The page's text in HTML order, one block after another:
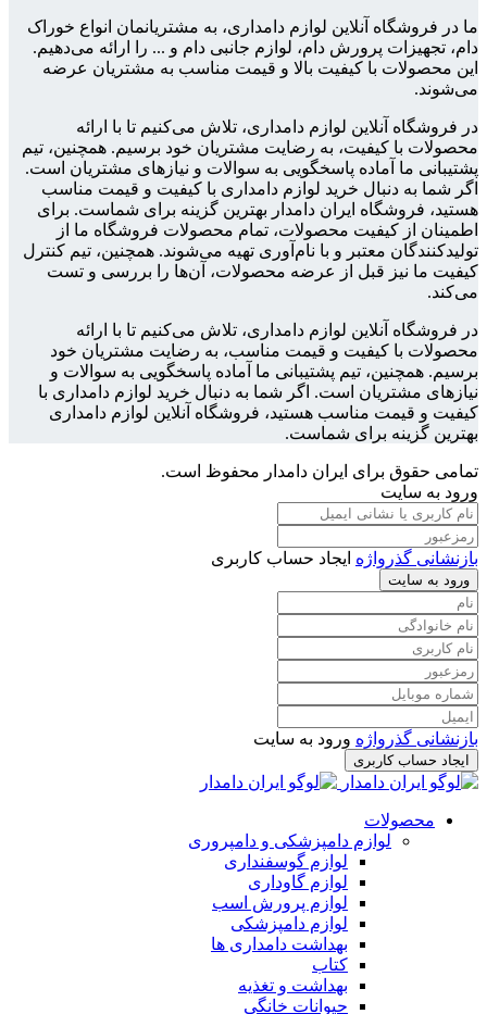
ما در فروشگاه آنلاین لوازم دامداری، به مشتریانمان انواع خوراک
دام، تجهیزات پرورش دام، لوازم جانبی دام و ... را ارائه می‌دهیم.
این محصولات با کیفیت بالا و قیمت مناسب به مشتریان عرضه
می‌شوند.
در فروشگاه آنلاین لوازم دامداری، تلاش می‌کنیم تا با ارائه
محصولات با کیفیت، به رضایت مشتریان خود برسیم. همچنین، تیم
پشتیبانی ما آماده پاسخگویی به سوالات و نیازهای مشتریان است.
اگر شما به دنبال خرید لوازم دامداری با کیفیت و قیمت مناسب
هستید، فروشگاه ایران دامدار بهترین گزینه برای شماست. برای
اطمینان از کیفیت محصولات، تمام محصولات فروشگاه ما از
تولیدکنندگان معتبر و با نام‌آوری تهیه می‌شوند. همچنین، تیم کنترل
کیفیت ما نیز قبل از عرضه محصولات، آن‌ها را بررسی و تست
می‌کند.
در فروشگاه آنلاین لوازم دامداری، تلاش می‌کنیم تا با ارائه
محصولات با کیفیت و قیمت مناسب، به رضایت مشتریان خود
برسیم. همچنین، تیم پشتیبانی ما آماده پاسخگویی به سوالات و
نیازهای مشتریان است. اگر شما به دنبال خرید لوازم دامداری با
کیفیت و قیمت مناسب هستید، فروشگاه آنلاین لوازم دامداری
بهترین گزینه برای شماست.
تمامی حقوق برای ایران دامدار محفوظ است.
ورود به سایت
بازنشانی گذرواژه ایجاد حساب کاربری
ورود به سایت
بازنشانی گذرواژه ورود به سایت
ایجاد حساب کاربری
محصولات
لوازم دامپزشکی و دامپروری
لوازم گوسفنداری
لوازم گاوداری
لوازم پرورش اسب
لوازم دامپزشکی
بهداشت دامداری ها
کتاب
بهداشت و تغذیه
حیوانات خانگی